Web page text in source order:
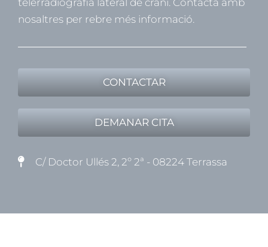
telerradiografia lateral de crani. Contacta amb
nosaltres per rebre més informació.
CONTACTAR
DEMANAR CITA
C/ Doctor Ullés 2, 2º 2ª - 08224 Terrassa